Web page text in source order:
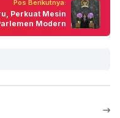
Pos Berikutnya:
Perkuat Mesin
Modern